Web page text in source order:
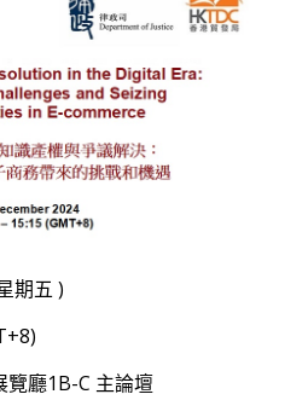
期五 )
覽廳1B-C 主論壇